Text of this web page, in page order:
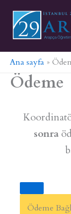
Ana sayfa
Ödeme
sonra
Ödeme